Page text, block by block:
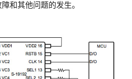
和其他问题的发生。